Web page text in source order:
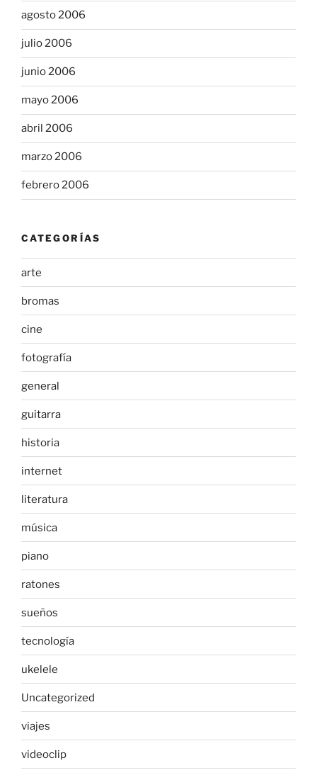
agosto 2006
julio 2006
junio 2006
mayo 2006
abril 2006
marzo 2006
febrero 2006
CATEGORÍAS
arte
bromas
cine
fotografía
general
guitarra
historia
internet
literatura
música
piano
ratones
sueños
tecnología
ukelele
Uncategorized
viajes
videoclip